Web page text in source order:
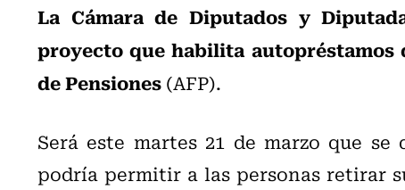
La Cámara de Diputados y
proyecto que habilita autopréstamos
de Pensiones(AFP).
Será este martes 21 de marzo que
podría permitir a las personas retirar